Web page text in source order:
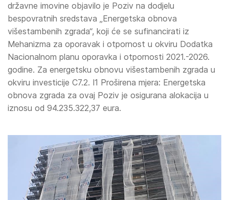
državne imovine objavilo je Poziv na dodjelu
bespovratnih sredstava „Energetska obnova
višestambenih zgrada“, koji će se sufinancirati iz
Mehanizma za oporavak i otpornost u okviru Dodatka
Nacionalnom planu oporavka i otpornosti 2021.-2026.
godine. Za energetsku obnovu višestambenih zgrada u
okviru investicije C7.2. I1 Proširena mjera: Energetska
obnova zgrada za ovaj Poziv je osigurana alokacija u
iznosu od 94.235.322,37 eura.